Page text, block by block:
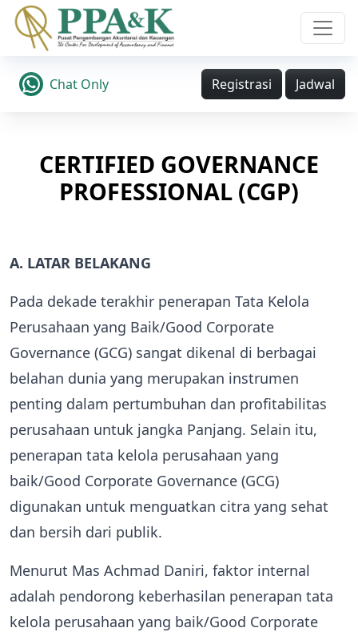
Chat Only Registrasi Jadwal
CERTIFIED GOVERNANCE
PROFESSIONAL (CGP)
A. LATAR BELAKANG
Pada dekade terakhir penerapan Tata Kelola
Perusahaan yang Baik/Good Corporate
Governance (GCG) sangat dikenal di berbagai
belahan dunia yang merupakan instrumen
penting dalam pertumbuhan dan profitabilitas
perusahaan untuk jangka Panjang. Selain itu,
penerapan tata kelola perusahaan yang
baik/Good Corporate Governance (GCG)
digunakan untuk menguatkan citra yang sehat
dan bersih dari publik.
Menurut Mas Achmad Daniri, faktor internal
adalah pendorong keberhasilan penerapan tata
kelola perusahaan yang baik/Good Corporate